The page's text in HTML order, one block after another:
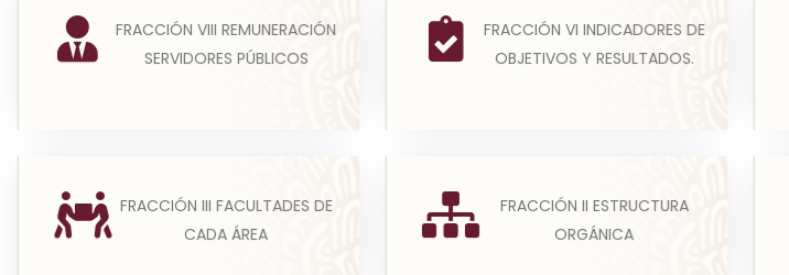
FRACCIÓN VIII REMUNERACIÓN
SERVIDORES PÚBLICOS
(A) La remuneración bruta y neta
de todos los Servidores Públicos
de base o de confia...
FRACCIÓN VI INDICADORES DE
OBJETIVOS Y RESULTADOS.
El artículo 6to constitucional
establece en su fracción V que,
para garantizar el eje...
FRACCIÓN III FACULTADES DE
CADA ÁREA
En cumplimiento a esta fracción,
los sujetos obligados publicarán
las facultades resp...
FRACCIÓN II ESTRUCTURA
ORGÁNICA
(A) Su estructura orgánica
completa, en un formato que
permita vincular cada parte de...